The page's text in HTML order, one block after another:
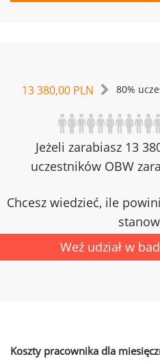
13 380,00 PLN 80%
Jeżeli zarabiasz 13
uczestników OBW
Chcesz wiedzieć, ile
Weź udział w
Koszty pracownika dla